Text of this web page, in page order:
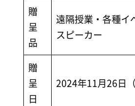
贈
呈
品
遠隔授業・各種イ
スピーカー
贈
呈
日
2024年11月26日（